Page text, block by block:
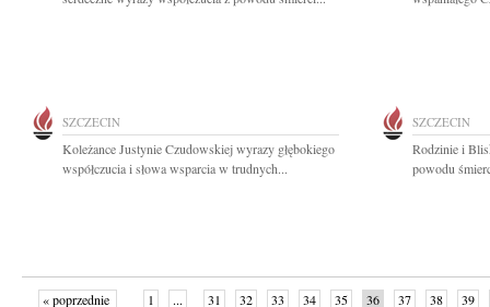
SZCZECIN
Koleżance Justynie Czudowskiej wyrazy głębokiego
współczucia i słowa wsparcia w trudnych...
SZCZECIN
Rodzinie i
powodu
« poprzednie 1 ... 31 32 33 34 35 36 37 38 39